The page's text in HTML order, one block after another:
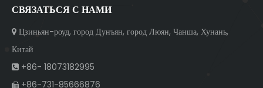
СВЯЗАТЬСЯ С НАМИ
 Цзиньян-роуд, город Дунъян, город Люян, Чанша, Хунань,
Китай
 +86- 18073182995
 +86-731-85666876